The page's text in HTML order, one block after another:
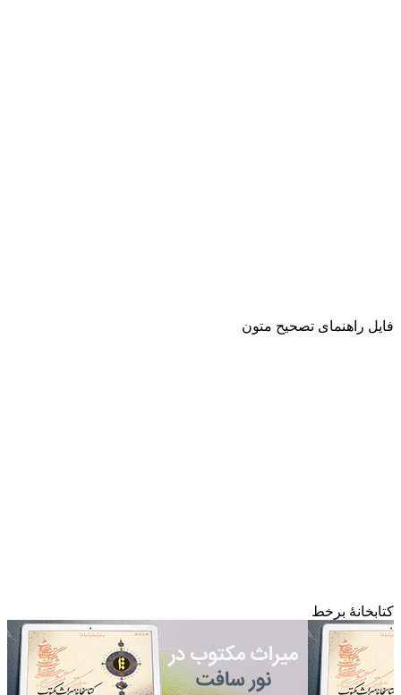
فایل راهنمای تصحیح متون
کتابخانۀ برخط